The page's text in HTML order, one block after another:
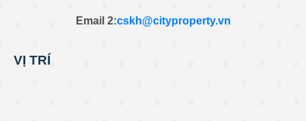
Email 2:cskh@cityproperty.vn
VỊ TRÍ